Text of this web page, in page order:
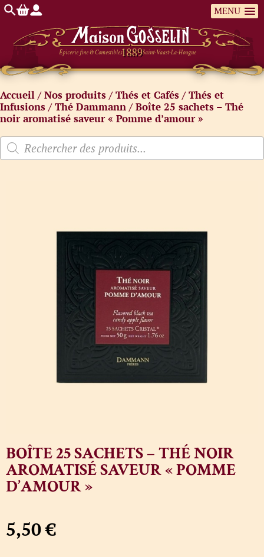
MENU
Épicerie fine & Comestibles Saint-Vaast-La-Hougue
Accueil /Nos produits /Thés et Cafés /Thés et
Infusions /Thé Dammann / Boîte 25 sachets – Thé
noir aromatisé saveur « Pomme d’amour »
BOÎTE 25 SACHETS – THÉ NOIR
AROMATISÉ SAVEUR « POMME
D’AMOUR »
5,50€